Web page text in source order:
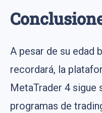
A pesar de su edad
recordará, la
MetaTrader 4 sigue
programas de